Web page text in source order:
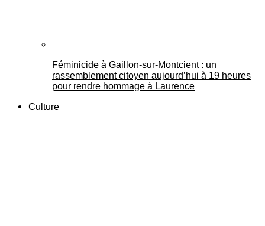
Féminicide à Gaillon‑sur‑Montcient : un
rassemblement citoyen aujourd’hui à 19 heures
pour rendre hommage à Laurence
Culture